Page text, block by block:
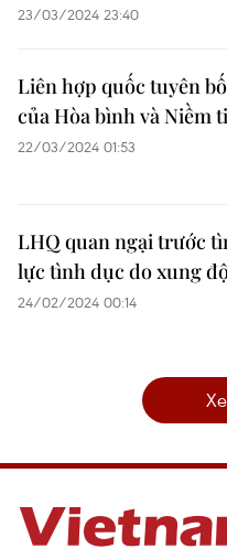
23/03/2024 23:40
Liên hợp quốc tuyên
của Hòa bình và Niềm
22/03/2024 01:53
LHQ quan ngại trước
lực tình dục do xung
24/02/2024 00:14